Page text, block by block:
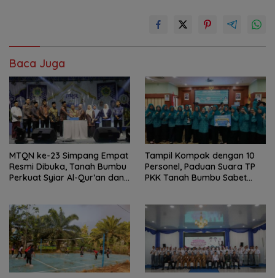
Baca Juga
MTQN ke-23 Simpang Empat
Resmi Dibuka, Tanah Bumbu
Perkuat Syiar Al-Qur’an dan
Tampil Kompak dengan 10
Personel, Paduan Suara TP
PKK Tanah Bumbu Sabet